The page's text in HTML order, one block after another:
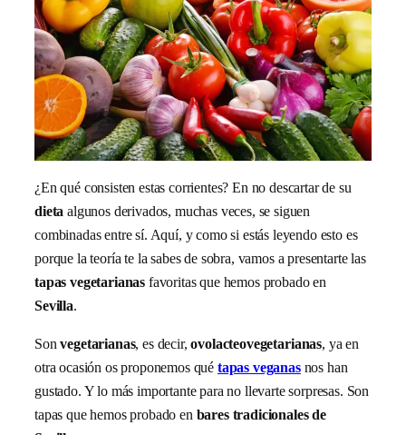
¿En qué consisten estas corrientes? En no descartar de su
dietaalgunos derivados, muchas veces, se siguen
combinadas entre sí. Aquí, y como si estás leyendo esto es
porque la teoría te la sabes de sobra, vamos a presentarte las
tapas vegetarianas favoritas que hemos probado en
Sevilla.
Sonvegetarianas, es decir,ovolacteovegetarianas, ya en
otra ocasión os proponemos qué tapas veganas nos han
gustado. Y lo más importante para no llevarte sorpresas. Son
tapas que hemos probado en bares tradicionales de